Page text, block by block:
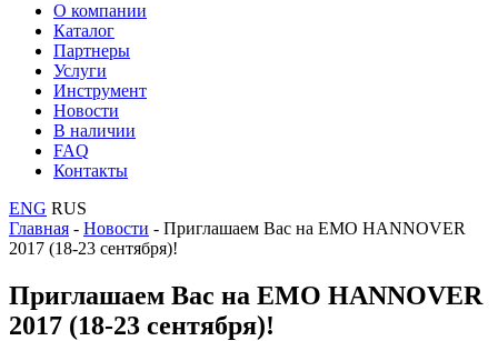
O компании
Каталог
Партнеры
Услуги
Инструмент
Новости
В наличии
FAQ
Контакты
ENG RUS
Главная - Новости - Приглашаем Вас на EMO HANNOVER
2017 (18-23 сентября)!
Приглашаем Вас на EMO HANNOVER
2017 (18-23 сентября)!